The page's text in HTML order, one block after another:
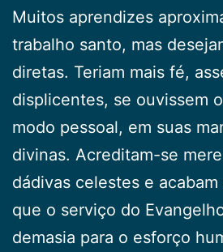
Muitos aprendizes
trabalho santo, mas
diretas. Teriam mais fé,
displicentes, se ouvissem
modo pessoal, em suas
divinas. Acreditam-se
dádivas celestes e
que o serviço do
demasia para o esforço